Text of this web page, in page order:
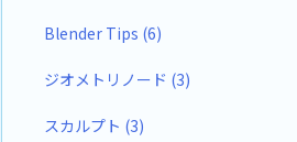
Blender Tips (6)
ジオメトリノード (3)
スカルプト (3)